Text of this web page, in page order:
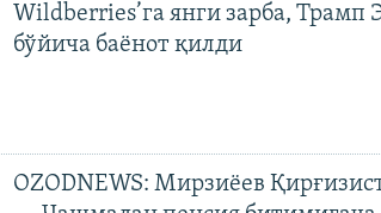
Wildberries’га янги зарба, Трамп
бўйича баёнот қилди
OZODNEWS: Мирзиёев